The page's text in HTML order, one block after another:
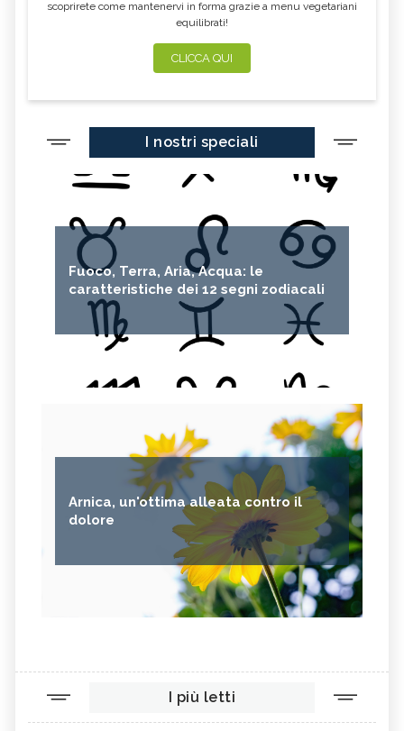
scoprirete come mantenervi in forma grazie a menu vegetariani
equilibrati!
CLICCA QUI
I nostri speciali
Fuoco, Terra, Aria, Acqua: le
caratteristiche dei 12 segni zodiacali
Arnica, un'ottima alleata contro il
dolore
I più letti